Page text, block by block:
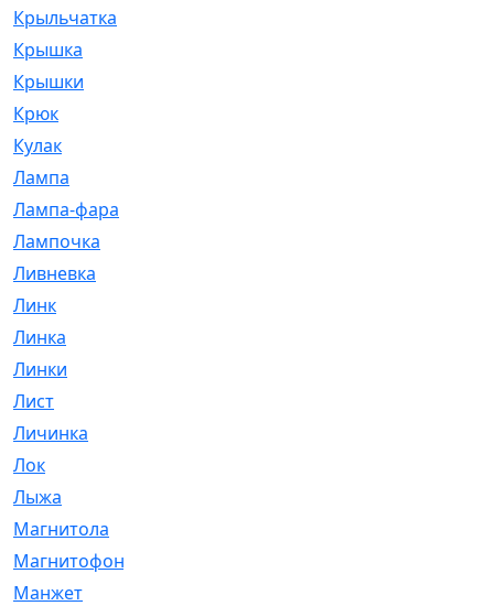
Крыльчатка
Крышка
Крышки
Крюк
Кулак
Лампа
Лампа-фара
Лампочка
Ливневка
Линк
Линка
Линки
Лист
Личинка
Лок
Лыжа
Магнитола
Магнитофон
Манжет